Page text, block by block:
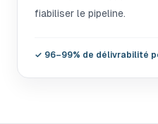
fiabiliser le pipeline.
✓ 96–99% de délivrabilité